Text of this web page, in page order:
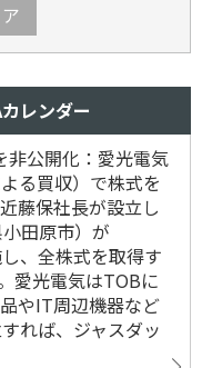
レンダー
非公開化：愛光電気
る買収）で株式を
藤保社長が設立し
田原市）が
、全株式を取得す
愛光電気はTOBに
やIT周辺機器など
れば、ジャスダッ